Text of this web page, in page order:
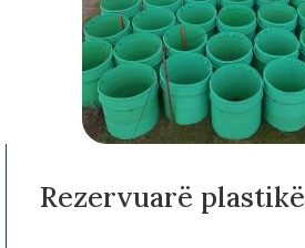
Rezervuarë plastikë